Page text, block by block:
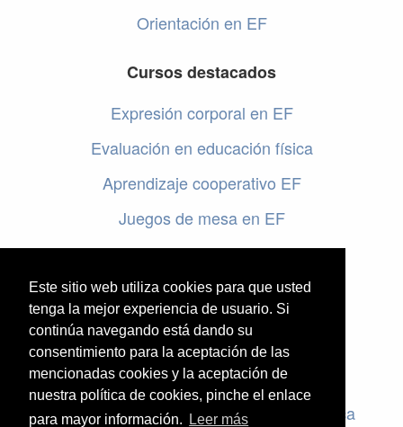
Este sitio web utiliza cookies para que usted
tenga la mejor experiencia de usuario. Si
continúa navegando está dando su
consentimiento para la aceptación de las
mencionadas cookies y la aceptación de
nuestra política de cookies, pinche el enlace
para mayor información.
Leer más
Orientación en EF
Cursos destacados
Expresión corporal en EF
Evaluación en educación física
Aprendizaje cooperativo EF
Juegos de mesa en EF
Programar en EF
Cursos online de educación física
Artículos destacados
Evaluación en educación física
Criterios de evaluación en educación física